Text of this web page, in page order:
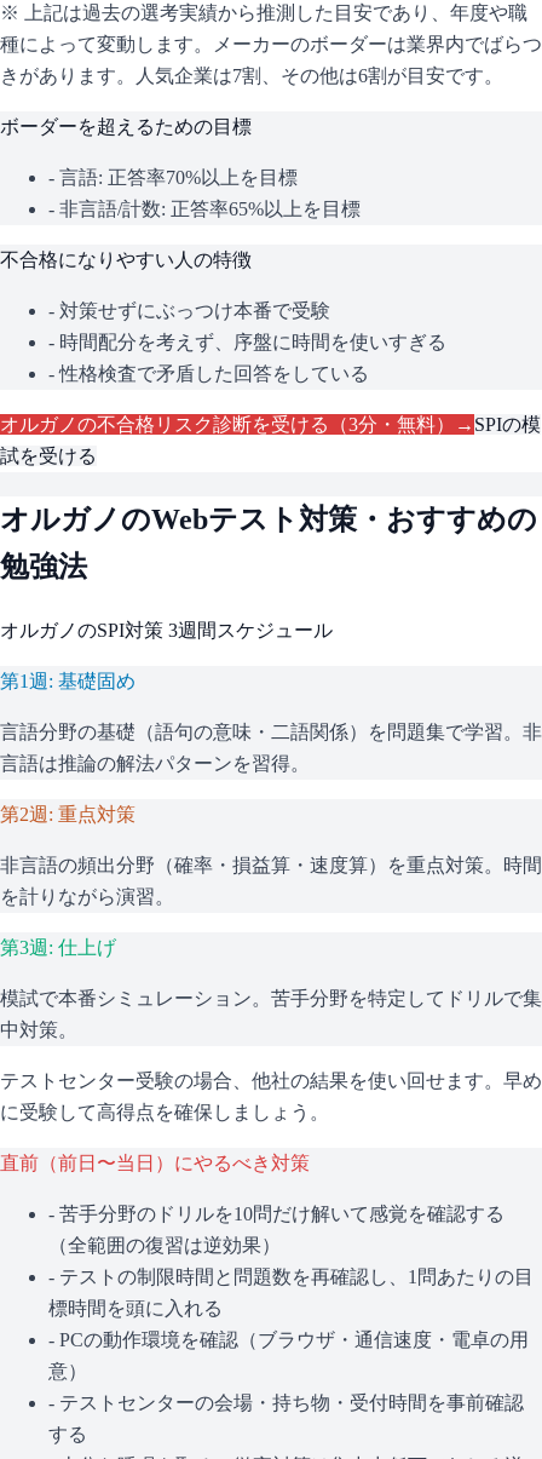
※ 上記は過去の選考実績から推測した目安であり、年度や職
種によって変動します。
メーカーのボーダーは業界内でばらつ
きがあります。人気企業は7割、その他は6割が目安です。
ボーダーを超えるための目標
- 言語: 正答率70%以上を目標
- 非言語/計数: 正答率65%以上を目標
不合格になりやすい人の特徴
- 対策せずにぶっつけ本番で受験
- 時間配分を考えず、序盤に時間を使いすぎる
- 性格検査で矛盾した回答をしている
オルガノの不合格リスク診断を受ける（3分・無料）→ SPIの模
試を受ける
オルガノ のWebテスト対策・おすすめの
勉強法
オルガノのSPI対策 3週間スケジュール
第1週: 基礎固め
言語分野の基礎（語句の意味・二語関係）を問題集で学習。非
言語は推論の解法パターンを習得。
第2週: 重点対策
非言語の頻出分野（確率・損益算・速度算）を重点対策。時間
を計りながら演習。
第3週: 仕上げ
模試で本番シミュレーション。苦手分野を特定してドリルで集
中対策。
テストセンター受験の場合、他社の結果を使い回せます。早め
に受験して高得点を確保しましょう。
直前（前日〜当日）にやるべき対策
- 苦手分野のドリルを10問だけ解いて感覚を確認する
（全範囲の復習は逆効果）
- テストの制限時間と問題数を再確認し、1問あたりの目
標時間を頭に入れる
- PCの動作環境を確認（ブラウザ・通信速度・電卓の用
意）
- テストセンターの会場・持ち物・受付時間を事前確認
する